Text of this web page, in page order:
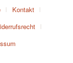
Kontakt